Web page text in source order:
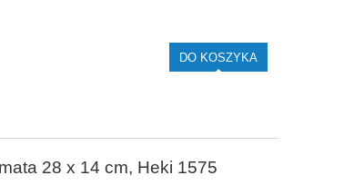
DO KOSZYKA
28 x 14 cm, Heki 1575